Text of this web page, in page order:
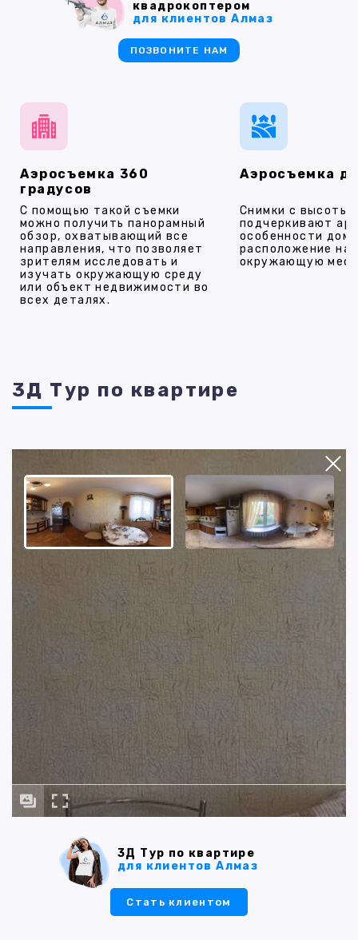
Аэросъемка 360
градусов
С помощью такой съемки
можно получить панорамный
обзор, охватывающий все
направления, что позволяет
зрителям исследовать и
изучать окружающую среду
или объект недвижимости во
всех деталях.
Аэросъемка
Снимки с высоты
подчеркивают
особенности
расположение на
окружающую
квадрокоптером
для клиентов Алмаз
ПОЗВОНИТЕ НАМ
3Д Тур по квартире
3Д Тур по квартире
для клиентов Алмаз
Стать клиентом